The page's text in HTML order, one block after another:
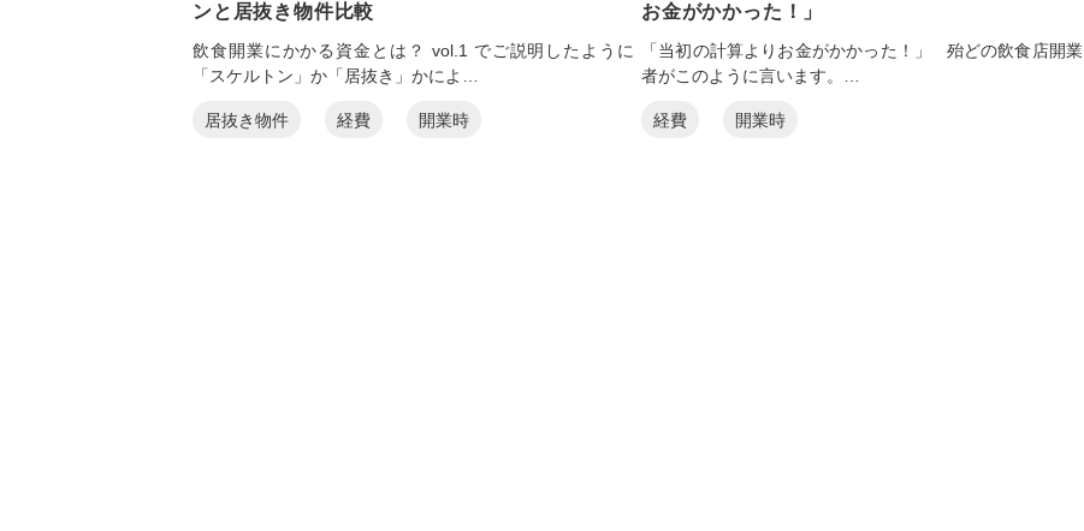
ンと居抜き物件比較
飲食開業にかかる資金とは？ vol.1 でご説明したように
「スケルトン」か「居抜き」かによ…
居抜き物件 経費 開業時
お金がかかった！」
「当初の計算よりお金がかかった！」 殆どの飲食店開業
者がこのように言います。…
経費 開業時